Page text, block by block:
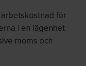
för
i en lägenhet
moms och